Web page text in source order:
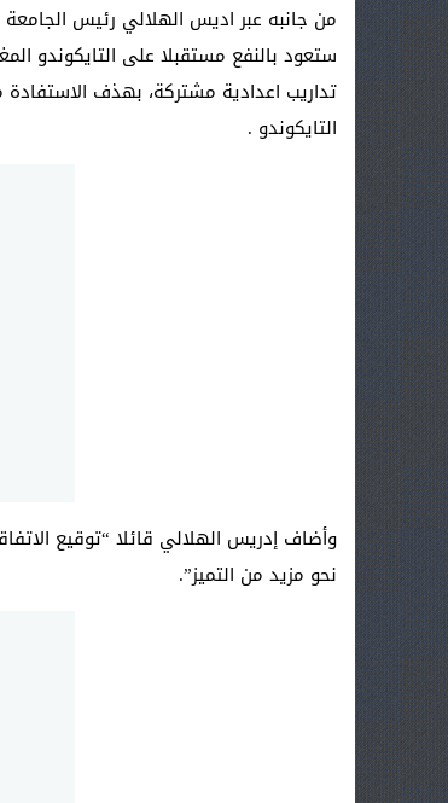
من جانبه عبر اديس الهلالي رئيس الجامعة
ستعود بالنفع مستقبلا على التايكوندو
تداريب اعدادية مشتركة، بهذف الاستفادة
التايكوندو .
وأضاف إدريس الهلالي قائلا “توقيع
نحو مزيد من التميز”.